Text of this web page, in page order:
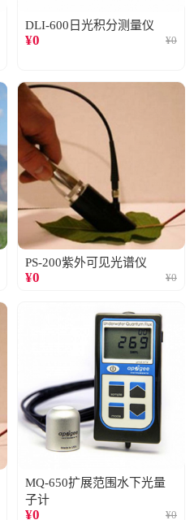
DLI-600日光积分测量仪
¥0 ¥0
PS-200紫外可见光谱仪
¥0 ¥0
MQ-650扩展范围水下光量
子计
¥0 ¥0